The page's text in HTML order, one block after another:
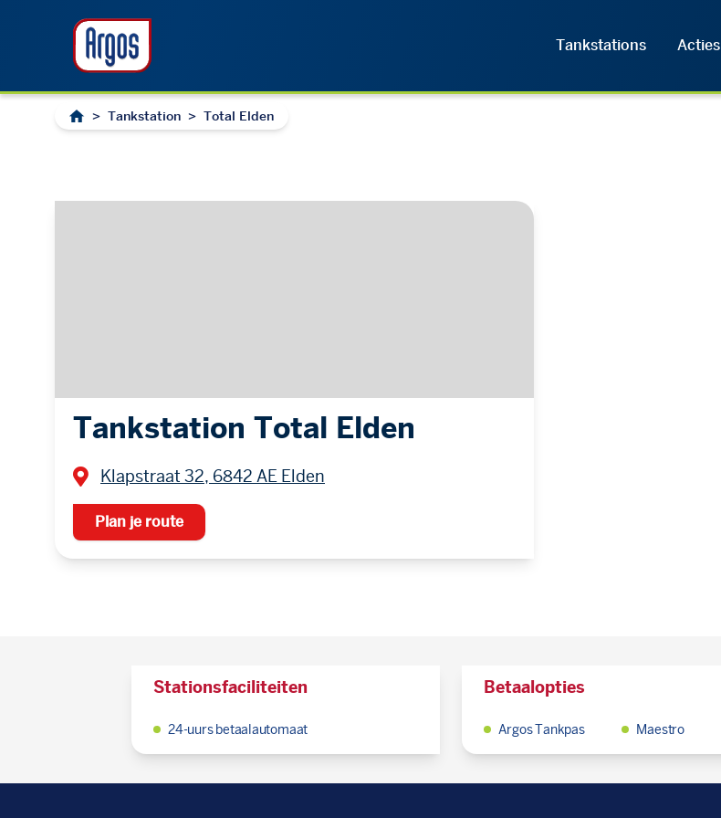
Tankstations Acties
> Tankstation > Total Elden
Tankstation Total Elden
Klapstraat 32, 6842 AE Elden
Plan je route
Stationsfaciliteiten
24-uurs betaalautomaat
Betaalopties
Argos Tankpas Maestro